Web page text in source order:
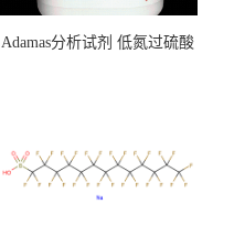
Adamas分析试剂 低氮过硫酸